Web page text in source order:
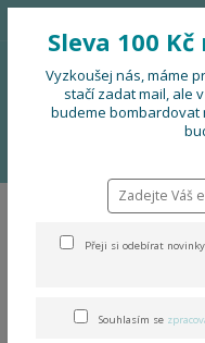
Koštovka
Sleva 100
Vyzkoušej nás, máme
stačí zadat mail, ale
budeme bombardovat
Přeji si odebírat
Souhlasím se